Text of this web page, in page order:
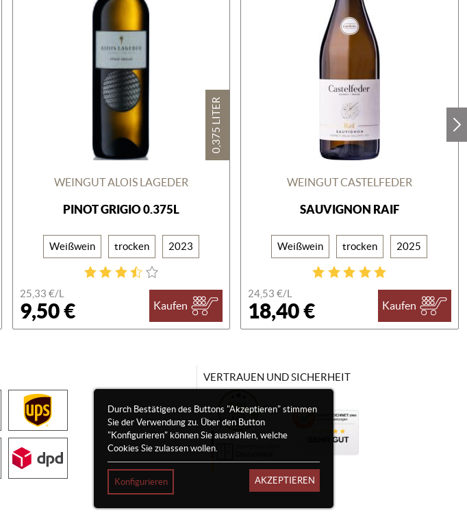
0,375 LITER
WEINGUT ALOIS LAGEDER
PINOT GRIGIO 0.375L
Weißwein trocken 2023
25,33 €/L
9,50 € Kaufen
WEINGUT CASTELFEDER
SAUVIGNON RAIF
Weißwein trocken 2025
24,53 €/L
18,40 € Kaufen
Durch Bestätigen des Buttons "Akzeptieren" stimmen
Sie der Verwendung zu. Über den Button
"Konfigurieren" können Sie auswählen, welche
Cookies Sie zulassen wollen.
Konfigurieren AKZEPTIEREN
VERTRAUEN UND SICHERHEIT